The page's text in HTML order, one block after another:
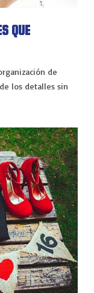
QUE
de
los detalles sin